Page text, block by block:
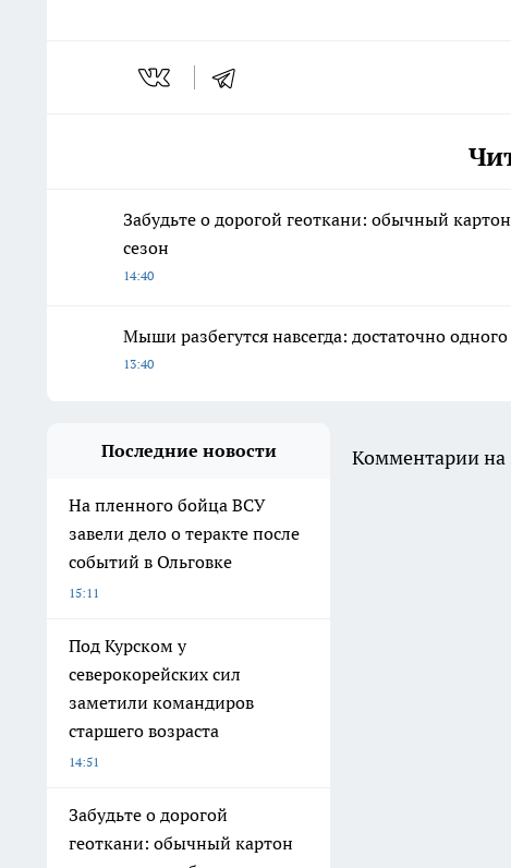
Забудьте о дорогой геоткани: обычный
сезон
14:40
Мыши разбегутся навсегда: достаточно
13:40
Последние новости
На пленного бойца ВСУ
завели дело о теракте после
событий в Ольговке
15:11
Под Курском у
северокорейских сил
заметили командиров
старшего возраста
14:51
Забудьте о дорогой
геоткани: обычный картон
Комментарии на